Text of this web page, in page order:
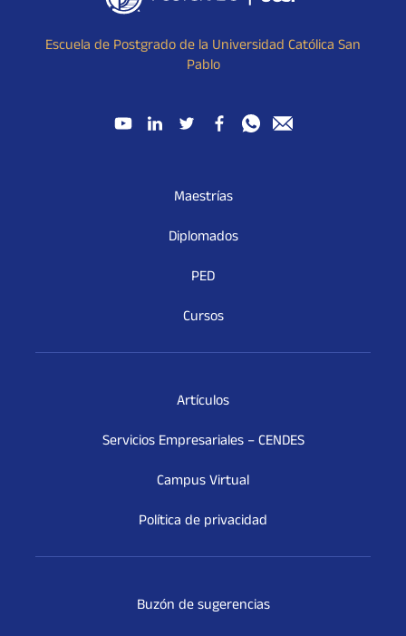
Escuela de Postgrado de la Universidad Católica San
Pablo
Maestrías
Diplomados
PED
Cursos
Artículos
Servicios Empresariales – CENDES
Campus Virtual
Política de privacidad
Buzón de sugerencias